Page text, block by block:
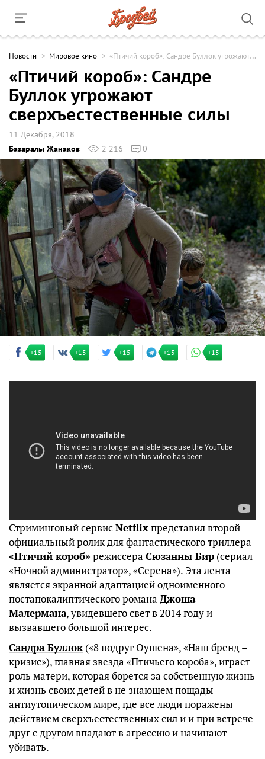
Новости Мировое кино «Птичий короб»: Сандре Буллок угрожают сверхъестественные силы
«Птичий короб»: Сандре
Буллок угрожают
сверхъестественные силы
11 Декабря, 2018
Базаралы Жанаков
2 216 0
+15 +15 +15 +15 +15
Стриминговый сервисNetflix представил второй
официальный ролик для фантастического триллера
«Птичий короб» режиссера Сюзанны Бир (сериал
«Ночной администратор», «Серена»). Эта лента
является экранной адаптацией одноименного
постапокалиптического романа Джоша
Малермана, увидевшего свет в 2014 году и
вызвавшего большой интерес.
Сандра Буллок («8 подруг Оушена», «Наш бренд –
кризис»), главная звезда «Птичьего короба», играет
роль матери, которая борется за собственную жизнь
и жизнь своих детей в не знающем пощады
антиутопическом мире, где все люди поражены
действием сверхъестественных сил и и при встрече
друг с другом впадают в агрессию и начинают
убивать.